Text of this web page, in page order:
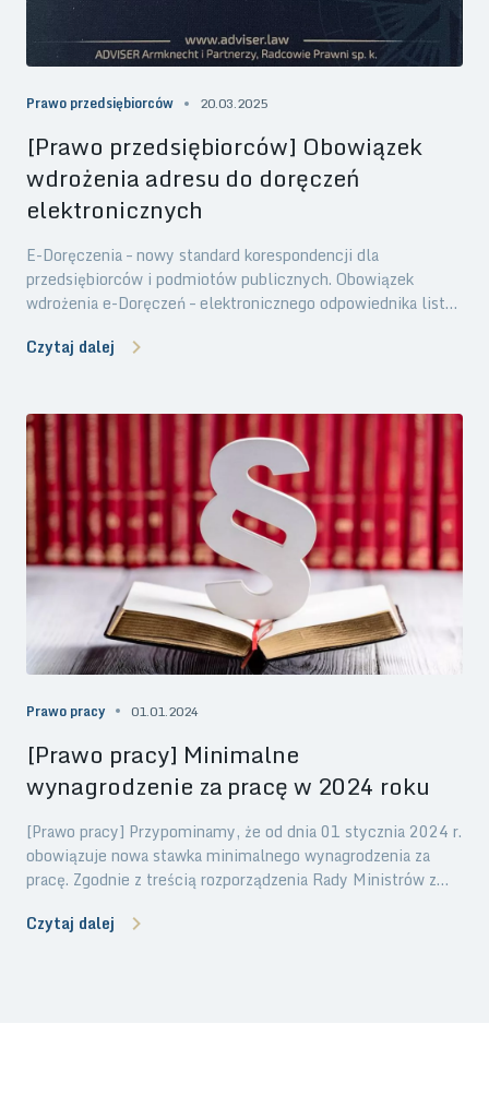
Prawo przedsiębiorców 20.03.2025
[Prawo przedsiębiorców] Obowiązek
wdrożenia adresu do doręczeń
elektronicznych
E-Doręczenia – nowy standard korespondencji dla
przedsiębiorców i podmiotów publicznych. Obowiązek
wdrożenia e-Doręczeń – elektronicznego odpowiednika listu
bliższy. To duża zmiana w sposobie komunikacji z
przedstawiamy kluczowe informacje dotyczące e-Doręczeń,
harmonogram ich wdrożenia oraz wyjaśniamy, jak
przygotować się na nadchodzące zmiany.
Czytaj dalej
Prawo pracy 01.01.2024
[Prawo pracy] Minimalne
wynagrodzenie za pracę w 2024 roku
[Prawo pracy] Przypominamy, że od dnia 01 stycznia 2024 r.
obowiązuje nowa stawka minimalnego wynagrodzenia za
pracę. Zgodnie z treścią rozporządzenia Rady Ministrów z
wynagrodzenia za pracę oraz wysokości minimalnej stawki
Czytaj dalej